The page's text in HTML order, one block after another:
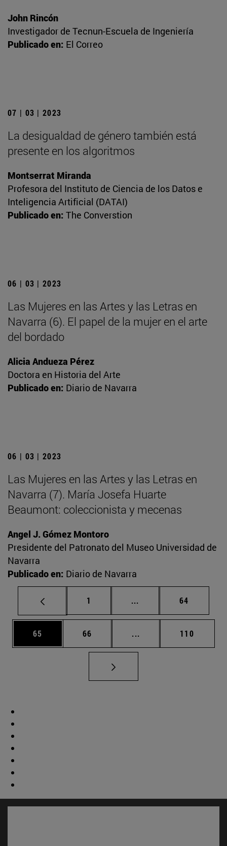
John Rincón
Investigador de Tecnun-Escuela de Ingeniería
Publicado en: El Correo
07 | 03 | 2023
La desigualdad de género también está
presente en los algoritmos
Montserrat Miranda
Profesora del Instituto de Ciencia de los Datos e
Inteligencia Artificial (DATAI)
Publicado en: The Converstion
06 | 03 | 2023
Las Mujeres en las Artes y las Letras en
Navarra (6). El papel de la mujer en el arte
del bordado
Alicia Andueza Pérez
Doctora en Historia del Arte
Publicado en: Diario de Navarra
06 | 03 | 2023
Las Mujeres en las Artes y las Letras en
Navarra (7). María Josefa Huarte
Beaumont: coleccionista y mecenas
Angel J. Gómez Montoro
Presidente del Patronato del Museo Universidad de
Navarra
Publicado en: Diario de Navarra
Página
1 ... Páginas intermedias
Página
64
Página
65 Página
66 ... Páginas intermedias
Página
110